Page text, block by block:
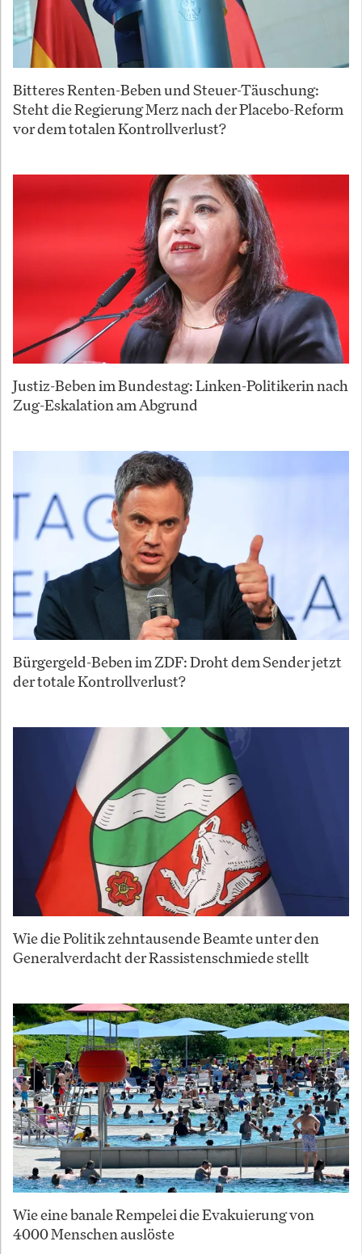
Bitteres Renten-Beben und Steuer-Täuschung:
Steht die Regierung Merz nach der Placebo-Reform
vor dem totalen Kontrollverlust?
Justiz-Beben im Bundestag: Linken-Politikerin nach
Zug-Eskalation am Abgrund
Bürgergeld-Beben im ZDF: Droht dem Sender jetzt
der totale Kontrollverlust?
Wie die Politik zehntausende Beamte unter den
Generalverdacht der Rassistenschmiede stellt
Wie eine banale Rempelei die Evakuierung von
4000 Menschen auslöste